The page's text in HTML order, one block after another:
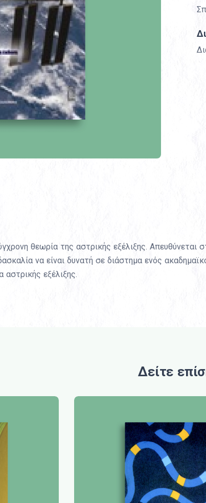
θεωρία της αστρικής εξέλιξης.
να είναι δυνατή σε διάστημα ενός
εξέλιξης.
Δείτε